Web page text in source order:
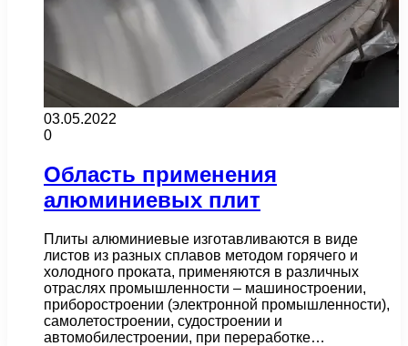
03.05.2022
0
Область применения
алюминиевых плит
Плиты алюминиевые изготавливаются в виде
листов из разных сплавов методом горячего и
холодного проката, применяются в различных
отраслях промышленности – машиностроении,
приборостроении (электронной промышленности),
самолетостроении, судостроении и
автомобилестроении, при переработке…